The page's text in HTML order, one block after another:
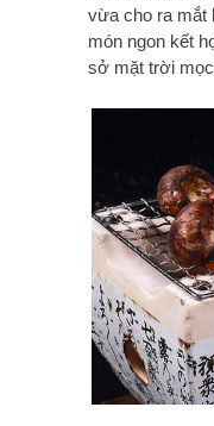
vừa cho ra mắt
món ngon kết
sở mặt trời